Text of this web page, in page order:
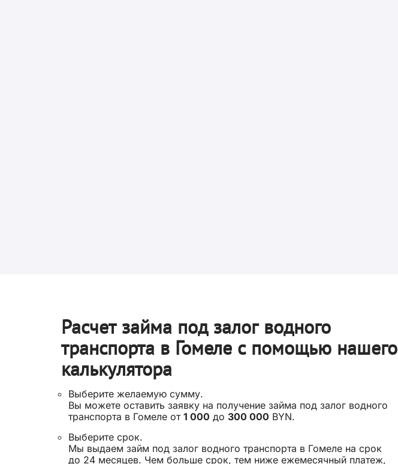
Расчет займа под залог водного
транспорта в Гомеле с помощью нашего
калькулятора
Выберите желаемую сумму.
Вы можете оставить заявку на получение займа под залог водного
транспорта в Гомеле от 1 000 до 300 000 BYN.
Выберите срок.
Мы выдаем займ под залог водного транспорта в Гомеле на срок
до 24 месяцев. Чем больше срок, тем ниже ежемесячный платеж,